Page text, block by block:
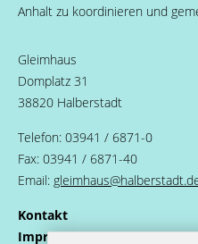
Anhalt zu koordinieren und
Gleimhaus
Domplatz 31
38820 Halberstadt
Telefon: 03941 / 6871-0
Fax: 03941 / 6871-40
Email: gleimhaus@
Kontakt
Impressum